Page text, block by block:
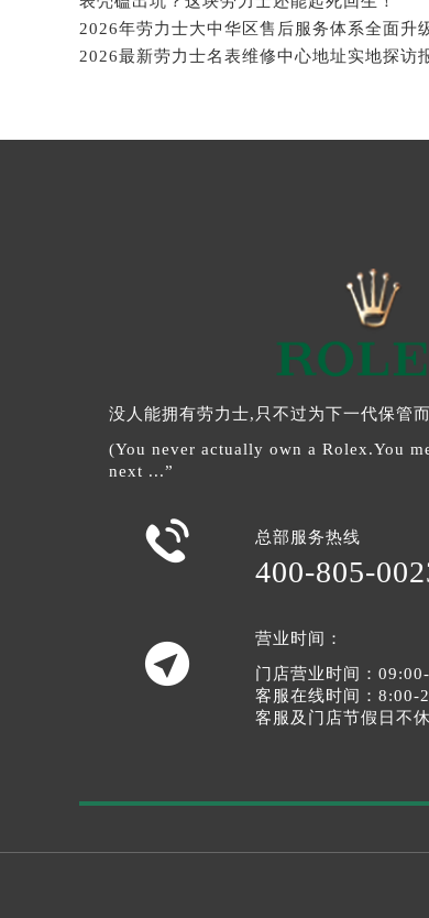
2026最新劳力士名表维修中心地址实地探访
没人能拥有劳力士,只不过为下一代保管
(You never actually own a Rolex.You
next ...”
 总部服务热线
400-805-

营业时间：
门店营业时间：
客服在线时间：8:00-
客服及门店节假日不休